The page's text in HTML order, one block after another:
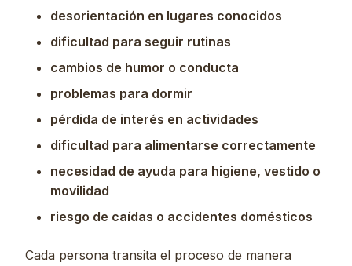
desorientación en lugares conocidos
dificultad para seguir rutinas
cambios de humor o conducta
problemas para dormir
pérdida de interés en actividades
dificultad para alimentarse correctamente
necesidad de ayuda para higiene, vestido o
movilidad
riesgo de caídas o accidentes domésticos
Cada persona transita el proceso de manera